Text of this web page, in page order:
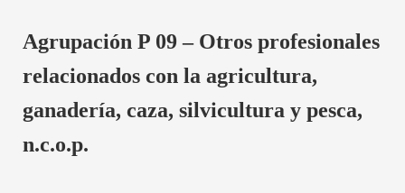
Agrupación P 09 – Otros profesionales
relacionados con la agricultura,
ganadería, caza, silvicultura y pesca,
n.c.o.p.